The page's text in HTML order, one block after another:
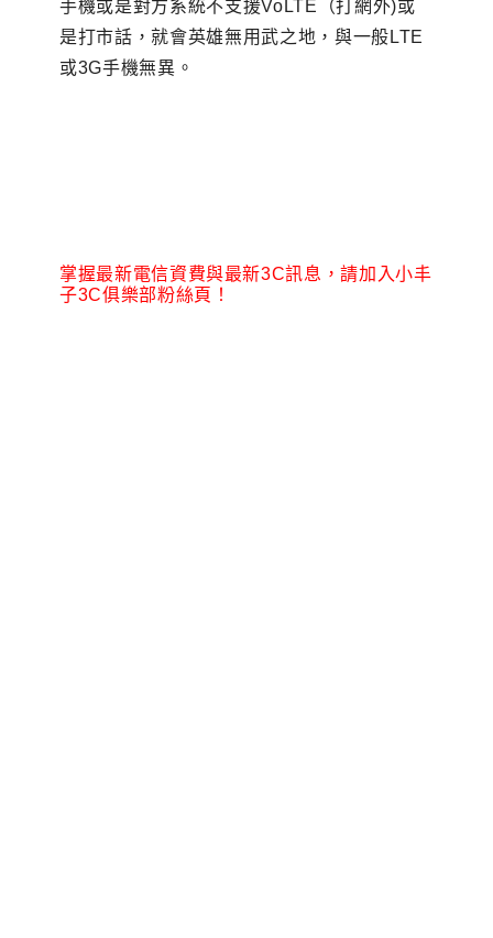
手機或是對方系統不支援VoLTE（打網外)或
是打市話 ，就會英雄無用武之地 ， 與一般LTE
或3G手機無異 。
掌握最新電信資費與最新3C訊息，請加入小丰
子3C俱樂部粉絲頁！